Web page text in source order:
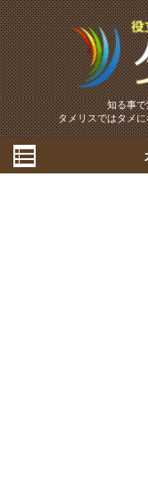
知る事で
タメリスではタメ